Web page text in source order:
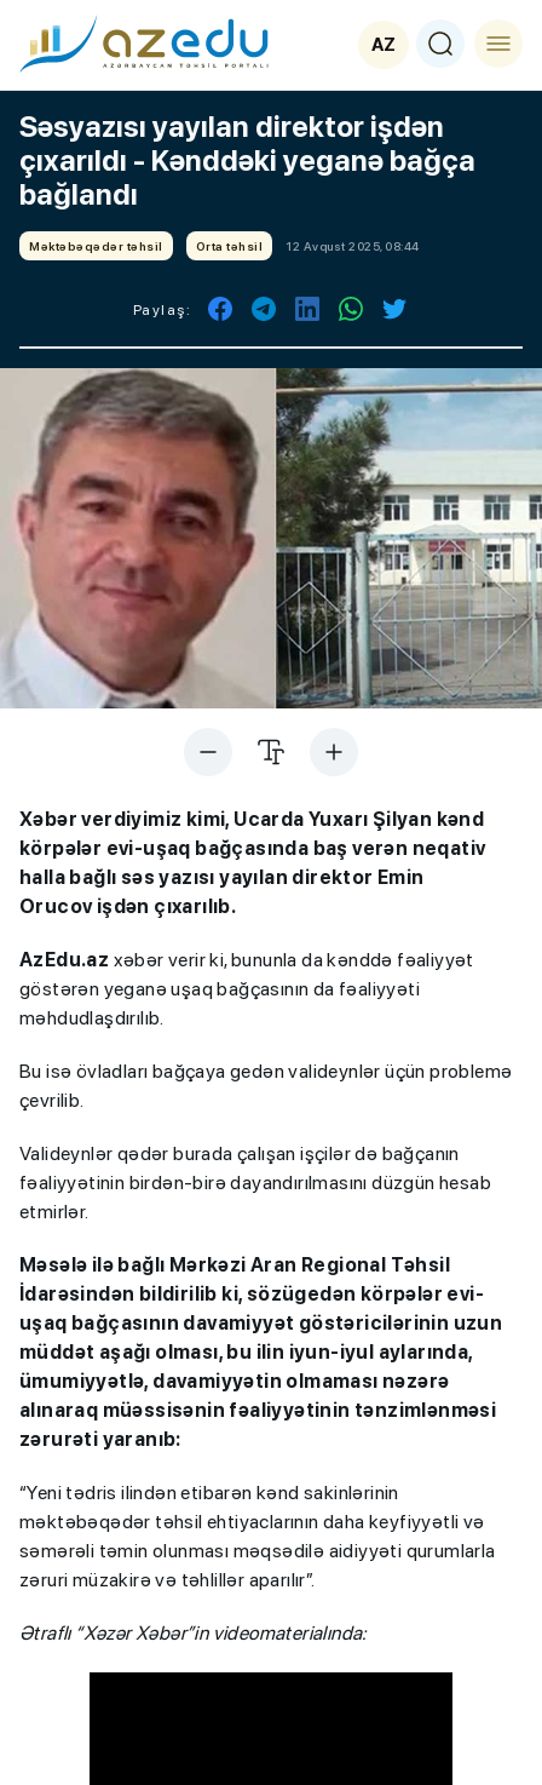
AZ
Səsyazısı yayılan direktor işdən
çıxarıldı - Kənddəki yeganə bağça
bağlandı
Məktəbəqədər təhsil Orta təhsil 12 Avqust 2025, 08:44
Paylaş:
Xəbər verdiyimiz kimi, Ucarda Yuxarı Şilyan kənd
körpələr evi-uşaq bağçasında baş verən neqativ
halla bağlı səs yazısı yayılan direktor Emin
Orucov işdən çıxarılıb.
AzEdu.az xəbər verir ki, bununla da kənddə fəaliyyət
göstərən yeganə uşaq bağçasının da fəaliyyəti
məhdudlaşdırılıb.
Bu isə övladları bağçaya gedən valideynlər üçün problemə
çevrilib.
Valideynlər qədər burada çalışan işçilər də bağçanın
fəaliyyətinin birdən-birə dayandırılmasını düzgün hesab
etmirlər.
Məsələ ilə bağlı Mərkəzi Aran Regional Təhsil
İdarəsindən bildirilib ki, sözügedən körpələr evi-
uşaq bağçasının davamiyyət göstəricilərinin uzun
müddət aşağı olması, bu ilin iyun-iyul aylarında,
ümumiyyətlə, davamiyyətin olmaması nəzərə
alınaraq müəssisənin fəaliyyətinin tənzimlənməsi
zərurəti yaranıb:
“Yeni tədris ilindən etibarən kənd sakinlərinin
məktəbəqədər təhsil ehtiyaclarının daha keyfiyyətli və
səmərəli təmin olunması məqsədilə aidiyyəti qurumlarla
zəruri müzakirə və təhlillər aparılır”.
Ətraflı “Xəzər Xəbər”in videomaterialında: